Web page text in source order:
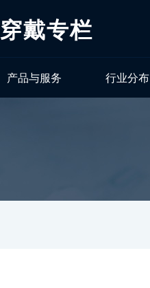
戴专栏
产品与服务 行业分布